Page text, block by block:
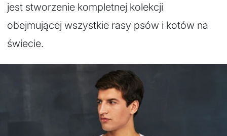
jest stworzenie kompletnej kolekcji
obejmującej wszystkie rasy psów i kotów na
świecie.